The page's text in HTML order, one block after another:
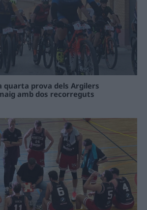
quarta prova dels Argilers
amb dos recorreguts